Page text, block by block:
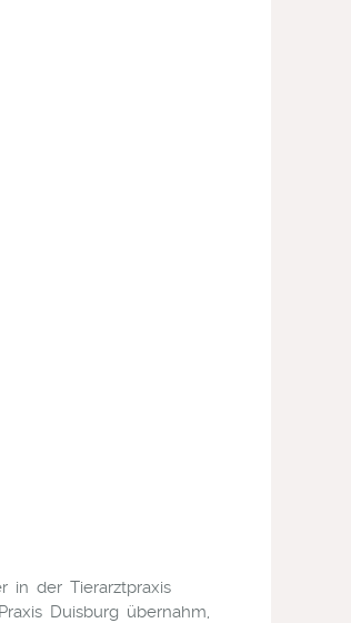
in der Tierarztpraxis
Duisburg übernahm,